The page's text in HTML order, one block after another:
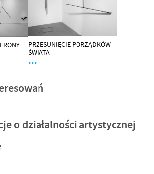
PRZESUNIĘCIE PORZĄDKÓW
ŚWIATA
…
o działalności artystycznej